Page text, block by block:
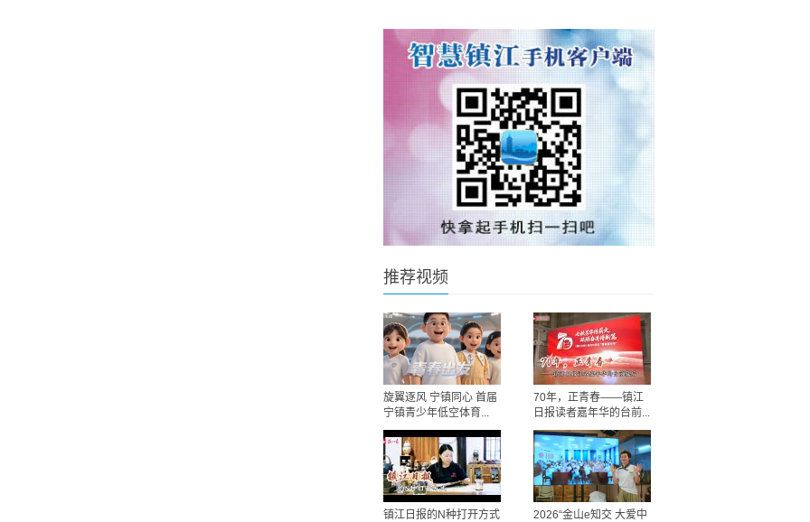
推荐视频
旋翼逐风 宁镇同心 首届
宁镇青少年低空体育...
70年，正青春——镇江
日报读者嘉年华的台前...
镇江日报的N种打开方式 2026“金山e知交 大爱中